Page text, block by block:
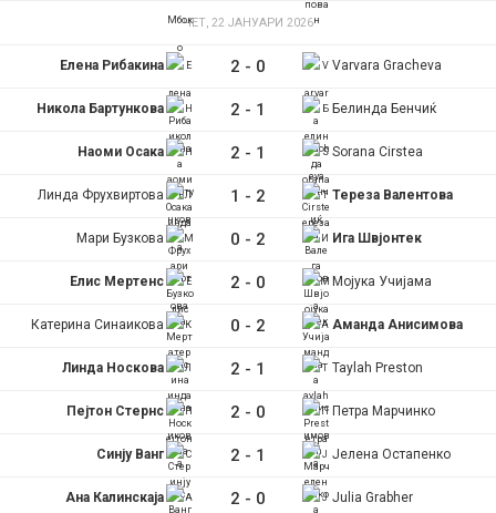
ЧЕТ, 22 ЈАНУАРИ 2026
Елена Рибакина 2 - 0 Varvara Gracheva
Никола Бартункова 2 - 1 Белинда Бенчиќ
Наоми Осака 2 - 1 Sorana Cirstea
Линда Фрухвиртова 1 - 2 Тереза Валентова
Мари Бузкова 0 - 2 Ига Швјонтек
Елис Мертенс 2 - 0 Мојука Учијама
Катерина Синаикова 0 - 2 Аманда Анисимова
Линда Носкова 2 - 1 Taylah Preston
Пејтон Стернс 2 - 0 Петра Марчинко
Синју Ванг 2 - 1 Јелена Остапенко
Ана Калинскаја 2 - 0 Julia Grabher